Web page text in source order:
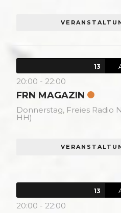
13
20:00 - 22:00
FRN MAGAZIN
Donnerstag, Freies Radio
HH)
13
20:00 - 22:00